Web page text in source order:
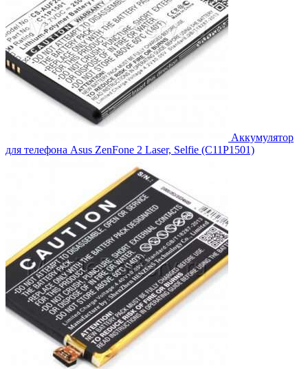
Аккумулятор
для телефона Asus ZenFone 2 Laser, Selfie (C11P1501)